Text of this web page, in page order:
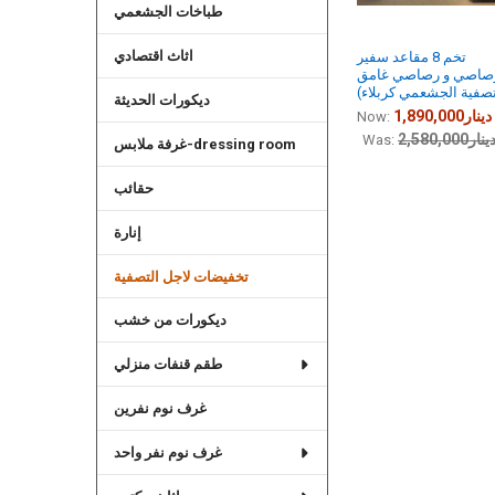
طباخات الجشعمي
اثاث اقتصادي
ديكورات الحديثة
غرفة ملابس-dressing room
حقائب
إنارة
تخفيضات لاجل التصفية
ديكورات من خشب
طقم قنفات منزلي
غرف نوم نفرين
غرف نوم نفر واحد
تخم 8 مقاعد سفير
و رصاصي غامق
الجشعمي كربلاء)
Now:
1,890,000دينار
Was: 2,580,000دينار